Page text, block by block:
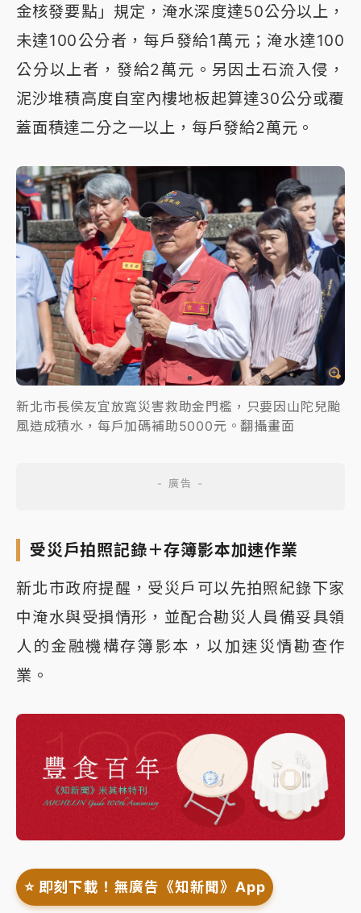
金核發要點」規定，淹水深度達50公分以上，
未達100公分者，每戶發給1萬元；淹水達100
公分以上者，發給2萬元。另因土石流入侵，
泥沙堆積高度自室內樓地板起算達30公分或覆
蓋面積達二分之一以上，每戶發給2萬元。
新北市長侯友宜放寬災害救助金門檻，只要因山陀兒颱
風造成積水，每戶加碼補助5000元。翻攝畫面
受災戶拍照記錄＋存簿影本加速作業
新北市政府提醒，受災戶可以先拍照紀錄下家
中淹水與受損情形，並配合勘災人員備妥具領
人的金融機構存簿影本，以加速災情勘查作
業。
⭐️ 即刻下載！無廣告《知新聞》App